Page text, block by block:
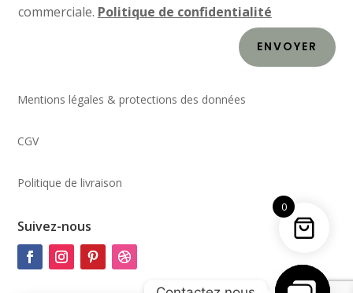
commerciale. Politique de confidentialité
ENVOYER
Mentions légales & protections des données
CGV
Politique de livraison
Suivez-nous
0